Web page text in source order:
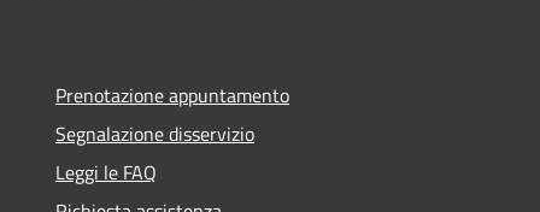
Prenotazione appuntamento
Segnalazione disservizio
Leggi le FAQ